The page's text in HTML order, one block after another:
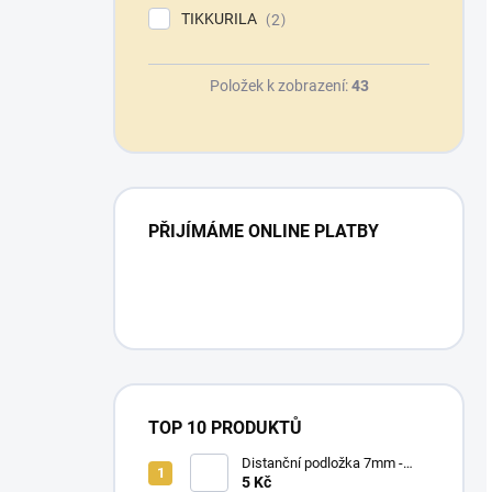
TIKKURILA 2
Položek k zobrazení:43
PŘIJÍMÁME ONLINE PLATBY
TOP 10 PRODUKTŮ
Distanční podložka 7mm -
80x25x6mm
5 Kč